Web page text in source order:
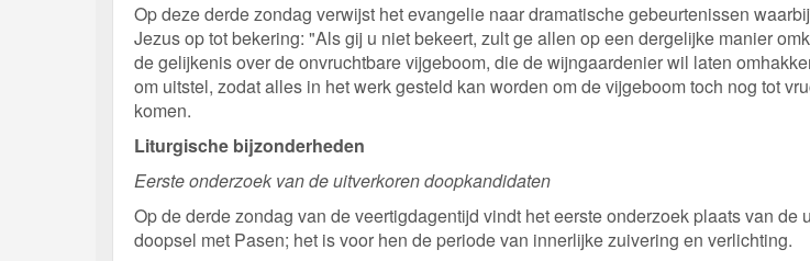
Op deze derde zondag verwijst het evangelie naar dramatische gebeurtenissen
Jezus op tot bekering: "Als gij u niet bekeert, zult ge allen op een dergelijke manier
de gelijkenis over de onvruchtbare vijgeboom, die de wijngaardenier wil laten
om uitstel, zodat alles in het werk gesteld kan worden om de vijgeboom toch nog tot
komen.
Liturgische bijzonderheden
Eerste onderzoek van de uitverkoren doopkandidaten
Op de derde zondag van de veertigdagentijd vindt het eerste onderzoek plaats van de
doopsel met Pasen; het is voor hen de periode van innerlijke zuivering en verlichting.